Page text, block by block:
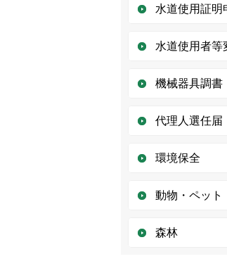
水道使用証明
水道使用者等
機械器具調書
代理人選任届
環境保全
動物・ペット
森林